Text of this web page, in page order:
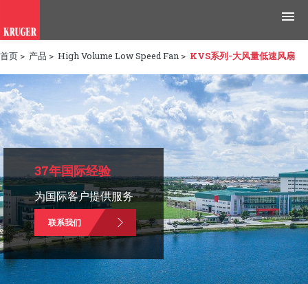
产品
应用领域
工具与资源
新闻媒体
为什么选择科禄格
招聘
联系我们
首页 > 产品 > High Volume Low Speed Fan > KVS系列-大风量低速风扇
37年国际经验
为国际客户提供服务
联系我们